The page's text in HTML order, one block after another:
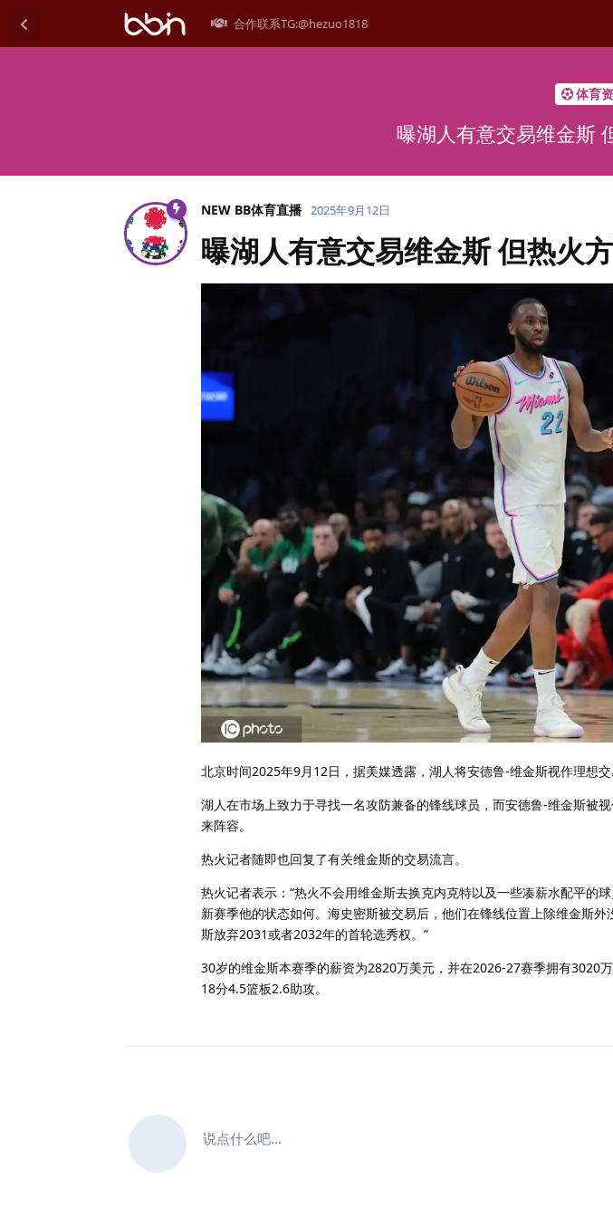
合作联系TG:@hezuo1818
体育
曝湖人有意交易维金斯
NEW BB体育直播 2025年9月12日
曝湖人有意交易维金斯 但热火
北京时间2025年9月12日，据美媒透露，湖人将安德鲁-维金斯视作理想交
湖人在市场上致力于寻找一名攻防兼备的锋线球员，而安德鲁-维金斯被
来阵容。
热火记者随即也回复了有关维金斯的交易流言。
热火记者表示：“热火不会用维金斯去换克内克特以及一些凑薪水配平的
新赛季他的状态如何。海史密斯被交易后，他们在锋线位置上除维金斯
斯放弃2031或者2032年的首轮选秀权。”
30岁的维金斯本赛季的薪资为2820万美元，并在2026-27赛季拥有3020
18分4.5篮板2.6助攻。
说点什么吧...